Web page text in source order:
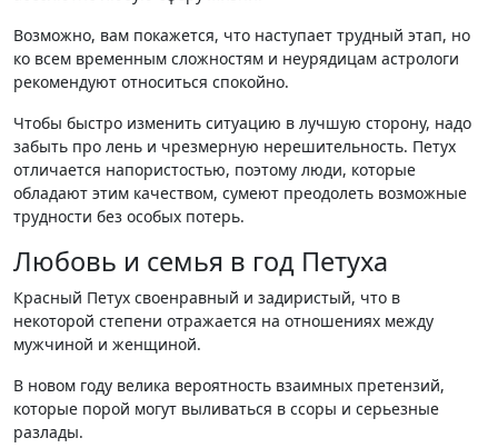
Возможно, вам покажется, что наступает трудный этап, но
ко всем временным сложностям и неурядицам астрологи
рекомендуют относиться спокойно.
Чтобы быстро изменить ситуацию в лучшую сторону, надо
забыть про лень и чрезмерную нерешительность. Петух
отличается напористостью, поэтому люди, которые
обладают этим качеством, сумеют преодолеть возможные
трудности без особых потерь.
Любовь и семья в год Петуха
Красный Петух своенравный и задиристый, что в
некоторой степени отражается на отношениях между
мужчиной и женщиной.
В новом году велика вероятность взаимных претензий,
которые порой могут выливаться в ссоры и серьезные
разлады.